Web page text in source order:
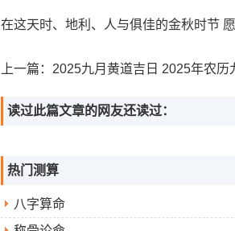
在这天时、地利、人与俱佳的金秋时节
上一篇： 2025九月黄道吉日 2025年农历九月黄道吉
读过此篇文章的网友还读过：
热门测算
八字算命